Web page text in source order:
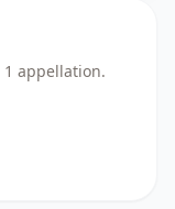
1 appellation.